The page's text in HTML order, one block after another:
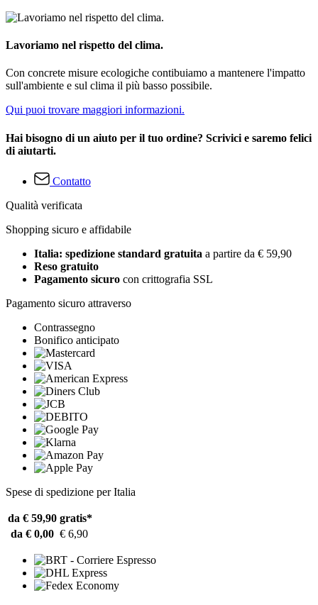
Lavoriamo nel rispetto del clima.
Con concrete misure ecologiche contibuiamo a mantenere l'impatto
sull'ambiente e sul clima il più basso possibile.
Qui puoi trovare maggiori informazioni.
Hai bisogno di un aiuto per il tuo ordine? Scrivici e saremo felici
di aiutarti.
Contatto
Qualità verificata
Shopping sicuro e affidabile
Italia: spedizione standard gratuita a partire da € 59,90
Reso gratuito
Pagamento sicuro con crittografia SSL
Pagamento sicuro attraverso
Contrassegno
Bonifico anticipato
Spese di spedizione per Italia
da € 59,90 gratis*
da € 0,00 € 6,90